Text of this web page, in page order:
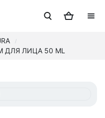
/
ДЛЯ ЛИЦА 50 ML